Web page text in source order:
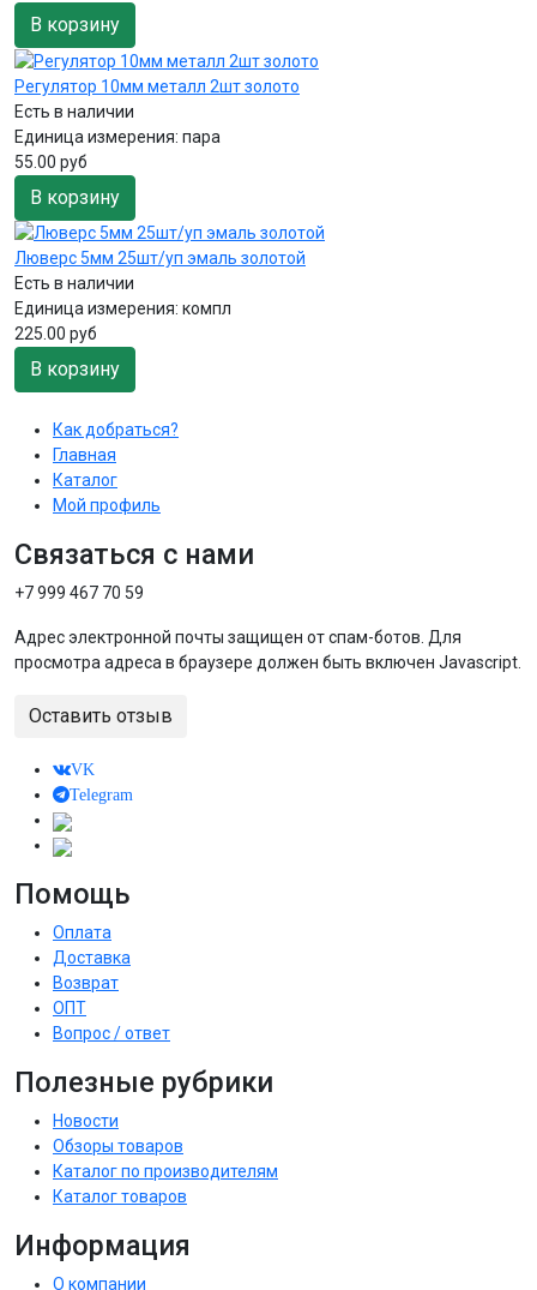
В корзину
Регулятор 10мм металл 2шт золото
Есть в наличии
Единица измерения: пара
55.00 руб
В корзину
Люверс 5мм 25шт/уп эмаль золотой
Есть в наличии
Единица измерения: компл
225.00 руб
В корзину
Как добраться?
Главная
Каталог
Мой профиль
Связаться с нами
+7 999 467 70 59
Адрес электронной почты защищен от спам-ботов. Для
просмотра адреса в браузере должен быть включен Javascript.
Оставить отзыв
VK
Telegram
Помощь
Оплата
Доставка
Возврат
ОПТ
Вопрос / ответ
Полезные рубрики
Новости
Обзоры товаров
Каталог по производителям
Каталог товаров
Информация
О компании